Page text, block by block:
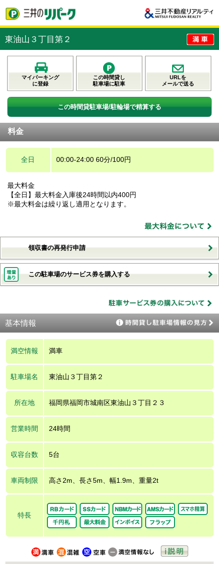
東油山３丁目第２
マイパーキング
に登録
この時間貸し
駐車場に駐車
URLを
メールで送る
この時間貸駐車場/駐輪場で精算する
料金
全日 00:00-24:00 60分/100円
最大料金
【全日】最大料金入庫後24時間以内400円
※最大料金は繰り返し適用となります。
領収書の再発行申請
この駐車場のサービス券を購入する
基本情報
満空情報 満車
駐車場名 東油山３丁目第２
所在地 福岡県福岡市城南区東油山３丁目２３
営業時間 24時間
収容台数 5台
車両制限 高さ2m、長さ5m、幅1.9m、重量2t
特長